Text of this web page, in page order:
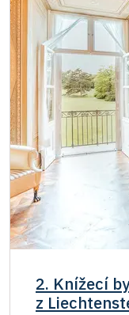
Průkaz
příslušníci)
Průkaz Náš člověk
* Platí pouze pro
průkazu)
2. Knížecí
z